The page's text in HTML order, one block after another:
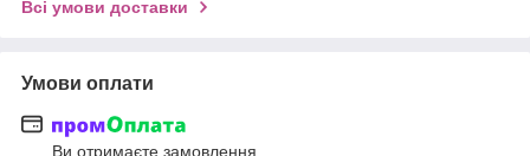
Всі умови доставки
Умови оплати
Ви отримаєте замовлення